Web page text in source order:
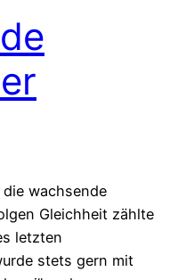
wachsende
Gleichheit zählte
letzten
stets gern mit